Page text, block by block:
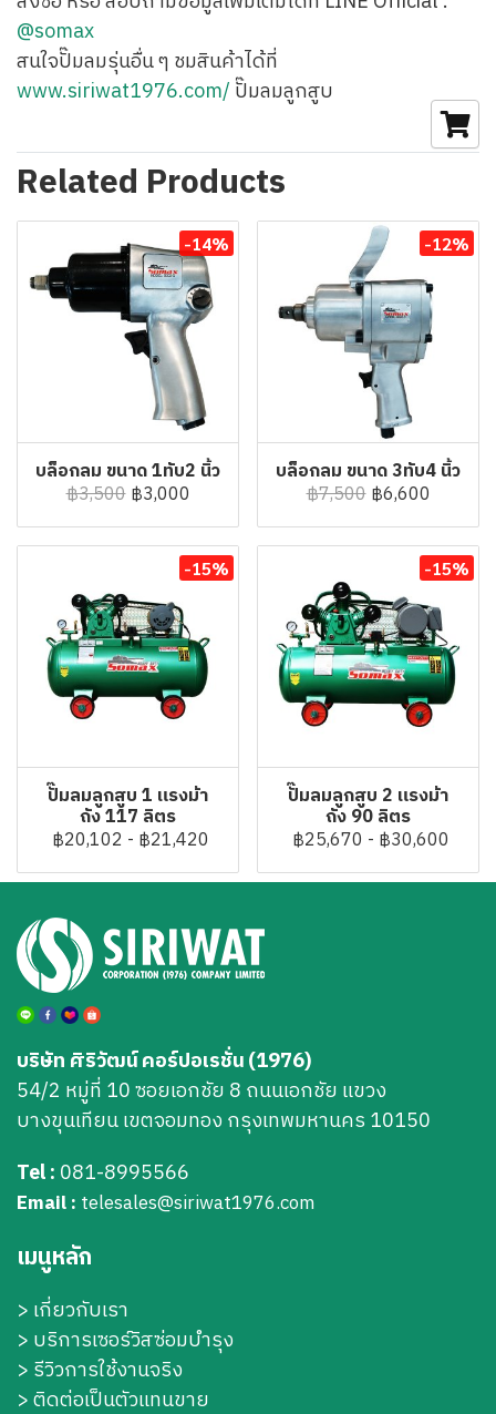
@somax
สนใจปั๊มลมรุ่นอื่น ๆ ชมสินค้าได้ที่
www.siriwat1976.com/ ปั๊มลมลูกสูบ
Related Products
-14%
บล็อกลม ขนาด 1ทับ2 นิ้ว
฿3,500 ฿3,000
-12%
บล็อกลม ขนาด 3ทับ4 นิ้ว
฿7,500 ฿6,600
-15%
ปั๊มลมลูกสูบ 1 แรงม้า
ถัง 117 ลิตร
฿20,102 - ฿21,420
-15%
ปั๊มลมลูกสูบ 2 แรงม้า
ถัง 90 ลิตร
฿25,670 - ฿30,600
บริษัท ศิริวัฒน์ คอร์ปอเรชั่น (1976)
54/2 หมู่ที่ 10 ซอยเอกชัย 8 ถนนเอกชัย แขวง
บางขุนเทียน เขตจอมทอง กรุงเทพมหานคร 10150
Tel : 081-8995566
Email : telesales@siriwat1976.com
เมนูหลัก
> เกี่ยวกับเรา
> บริการเซอร์วิสซ่อมบำรุง
> รีวิวการใช้งานจริง
> ติดต่อเป็นตัวแทนขาย